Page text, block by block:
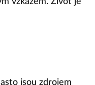
jsou zdrojem